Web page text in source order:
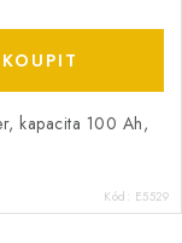
kapacita 100 Ah,
Kód: E5529